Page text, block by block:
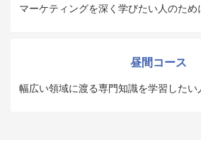
マーケティングを深く学びたい人のため
昼間コース
幅広い領域に渡る専門知識を学習したい